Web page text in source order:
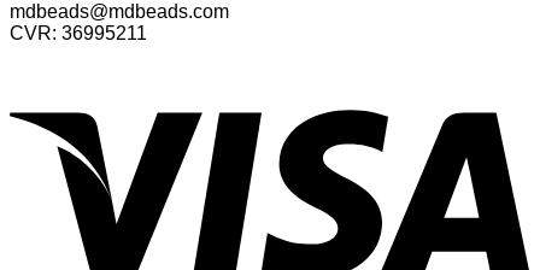
mdbeads@mdbeads.com
CVR: 36995211